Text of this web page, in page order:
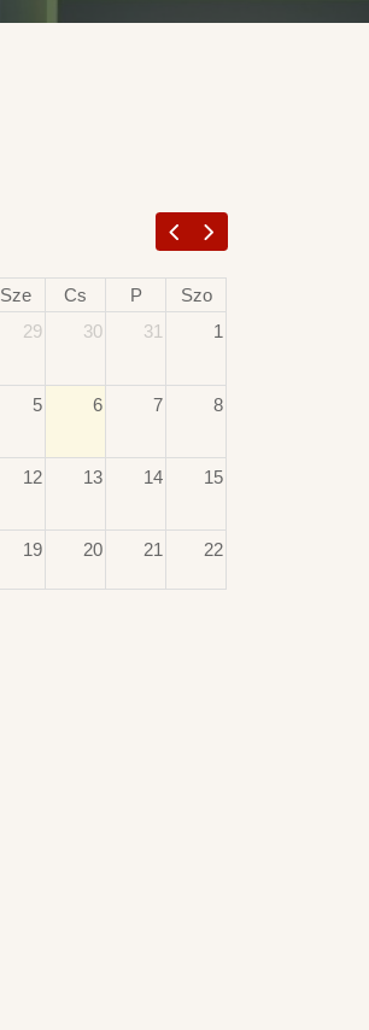
Sze Cs P
Szo
29 30 31 1
5 6 7 8
12 13 14 15
19 20 21 22